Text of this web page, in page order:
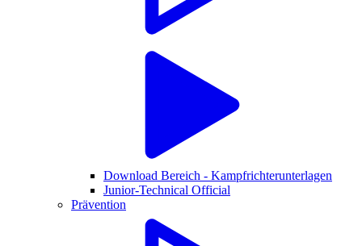
Download Bereich - Kampfrichterunterlagen
Junior-Technical Official
Prävention